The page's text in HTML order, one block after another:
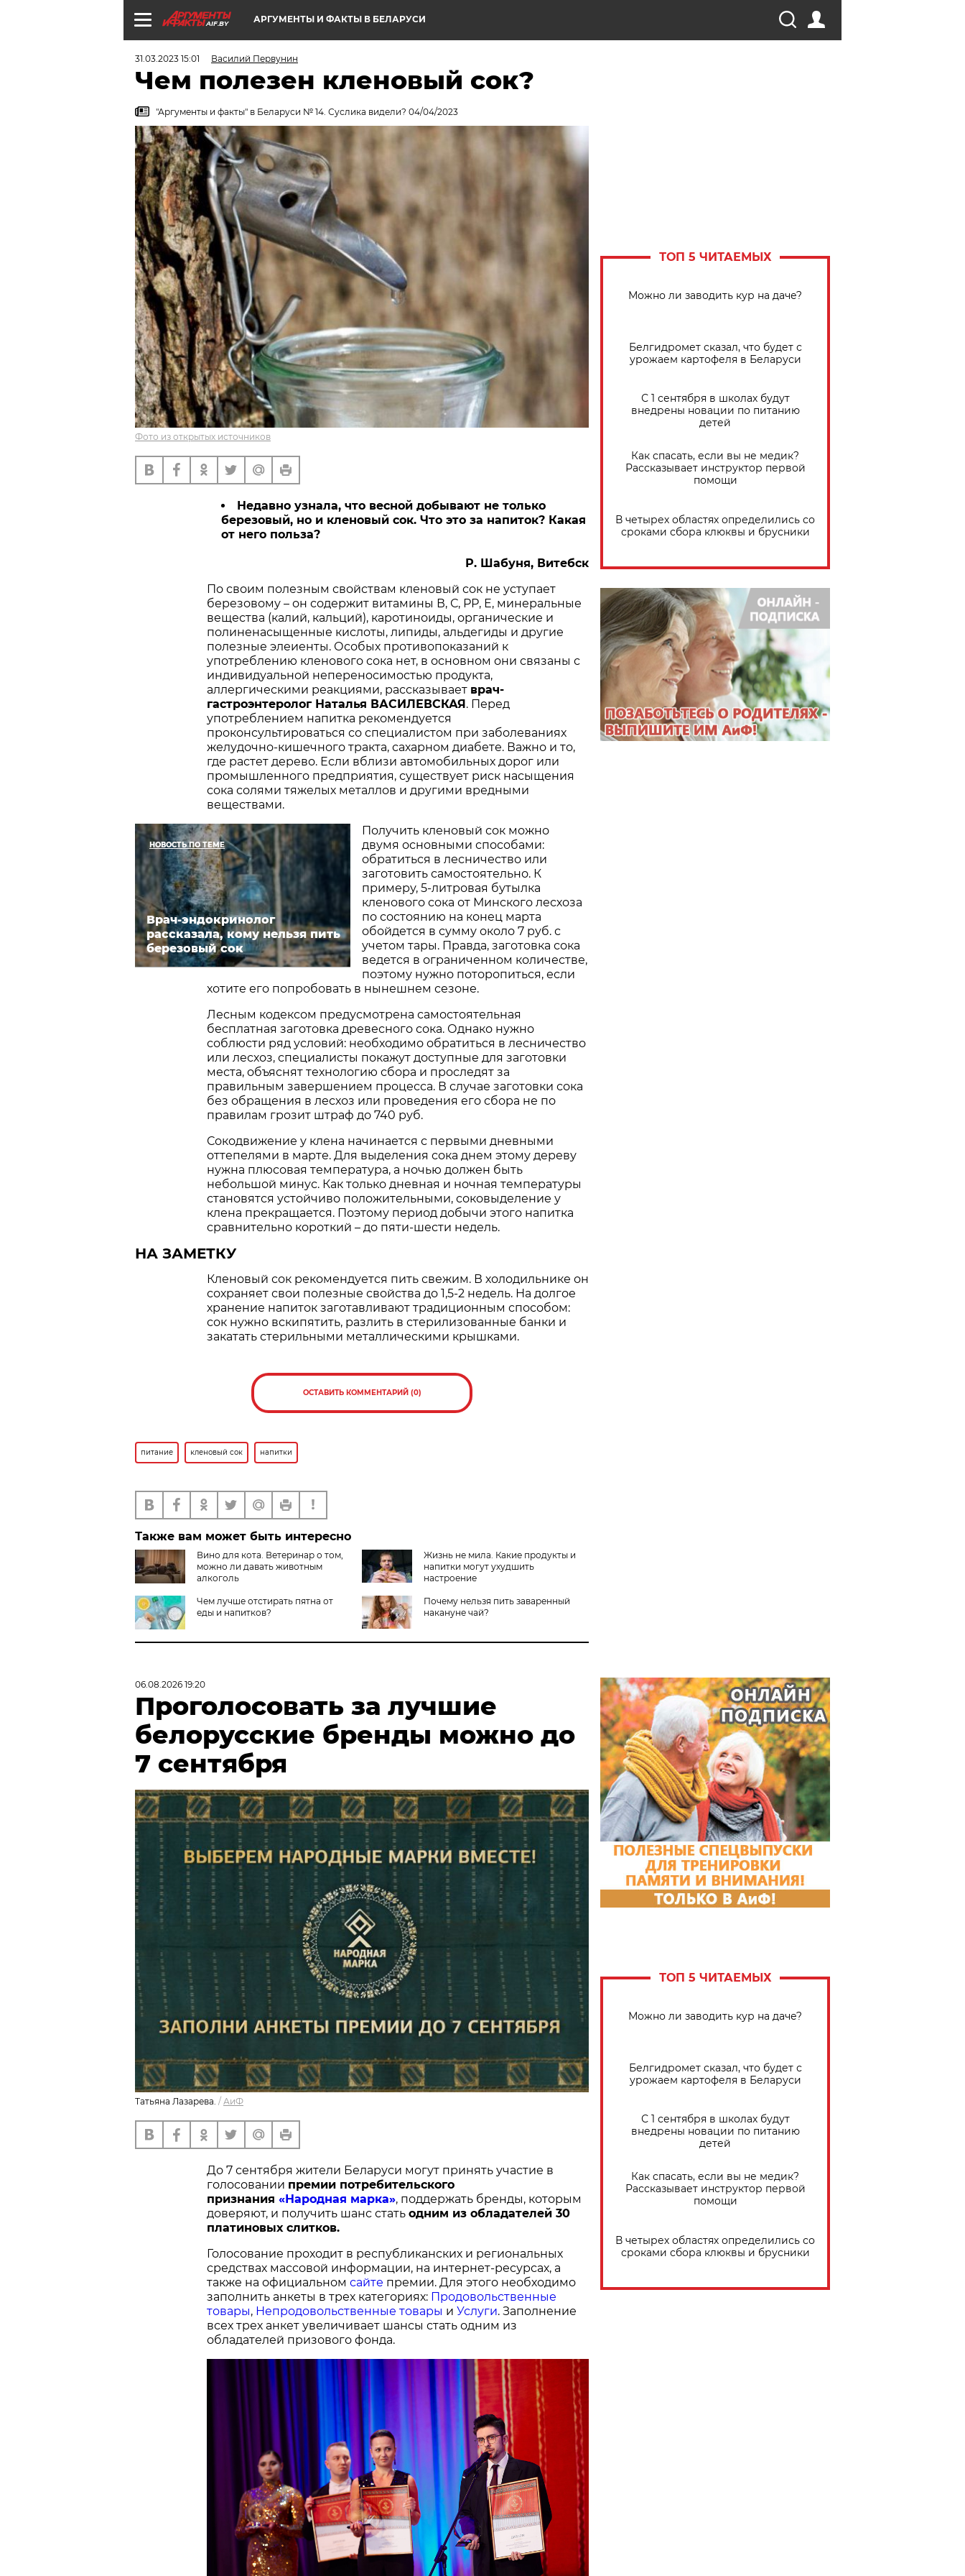
AIF.BY АРГУМЕНТЫ И ФАКТЫ В БЕЛАРУСИ
31.03.2023 15:01 Василий Первунин
Чем полезен кленовый сок?
"Аргументы и факты" в Беларуси № 14. Суслика видели? 04/04/2023
Фото из открытых источников
Недавно узнала, что весной добывают не только
березовый, но и кленовый сок. Что это за напиток? Какая
от него польза?
Р. Шабуня, Витебск
По своим полезным свойствам кленовый сок не уступает
березовому – он содержит витамины В, С, РР, Е, минеральные
вещества (калий, кальций), каротиноиды, органические и
полиненасыщенные кислоты, липиды, альдегиды и другие
полезные элеиенты. Особых противопоказаний к
употреблению кленового сока нет, в основном они связаны с
индивидуальной непереносимостью продукта,
аллергическими реакциями, рассказывает врач-
гастроэнтеролог Наталья ВАСИЛЕВСКАЯ. Перед
употреблением напитка рекомендуется
проконсультироваться со специалистом при заболеваниях
желудочно-кишечного тракта, сахарном диабете. Важно и то,
где растет дерево. Если вблизи автомобильных дорог или
промышленного предприятия, существует риск насыщения
сока солями тяжелых металлов и другими вредными
веществами.
НОВОСТЬ ПО ТЕМЕ
Врач-эндокринолог
рассказала, кому нельзя пить
березовый сок
Получить кленовый сок можно
двумя основными способами:
обратиться в лесничество или
заготовить самостоятельно. К
примеру, 5-литровая бутылка
кленового сока от Минского лесхоза
по состоянию на конец марта
обойдется в сумму около 7 руб. с
учетом тары. Правда, заготовка сока
ведется в ограниченном количестве,
поэтому нужно поторопиться, если
хотите его попробовать в нынешнем сезоне.
Лесным кодексом предусмотрена самостоятельная
бесплатная заготовка древесного сока. Однако нужно
соблюсти ряд условий: необходимо обратиться в лесничество
или лесхоз, специалисты покажут доступные для заготовки
места, объяснят технологию сбора и проследят за
правильным завершением процесса. В случае заготовки сока
без обращения в лесхоз или проведения его сбора не по
правилам грозит штраф до 740 руб.
Сокодвижение у клена начинается с первыми дневными
оттепелями в марте. Для выделения сока днем этому дереву
нужна плюсовая температура, а ночью должен быть
небольшой минус. Как только дневная и ночная температуры
становятся устойчиво положительными, соковыделение у
клена прекращается. Поэтому период добычи этого напитка
сравнительно короткий – до пяти-шести недель.
НА ЗАМЕТКУ
Кленовый сок рекомендуется пить свежим. В холодильнике он
сохраняет свои полезные свойства до 1,5-2 недель. На долгое
хранение напиток заготавливают традиционным способом:
сок нужно вскипятить, разлить в стерилизованные банки и
закатать стерильными металлическими крышками.
ОСТАВИТЬ КОММЕНТАРИЙ (0)
питание кленовый сок напитки
Также вам может быть интересно
Вино для кота. Ветеринар о том,
можно ли давать животным
алкоголь
Жизнь не мила. Какие продукты и
напитки могут ухудшить
настроение
Чем лучше отстирать пятна от
еды и напитков?
Почему нельзя пить заваренный
накануне чай?
ТОП 5 ЧИТАЕМЫХ
Можно ли заводить кур на даче?
Белгидромет сказал, что будет с
урожаем картофеля в Беларуси
С 1 сентября в школах будут
внедрены новации по питанию
детей
Как спасать, если вы не медик?
Рассказывает инструктор первой
помощи
В четырех областях определились со
сроками сбора клюквы и брусники
06.08.2026 19:20
Проголосовать за лучшие
белорусские бренды можно до
7 сентября
Татьяна Лазарева. / АиФ
До 7 сентября жители Беларуси могут принять участие в
голосовании премии потребительского
признания «Народная марка», поддержать бренды, которым
доверяют, и получить шанс стать одним из обладателей 30
платиновых слитков.
Голосование проходит в республиканских и региональных
средствах массовой информации, на интернет-ресурсах, а
также на официальном сайте премии. Для этого необходимо
заполнить анкеты в трех категориях: Продовольственные
товары, Непродовольственные товары и Услуги. Заполнение
всех трех анкет увеличивает шансы стать одним из
обладателей призового фонда.
ТОП 5 ЧИТАЕМЫХ
Можно ли заводить кур на даче?
Белгидромет сказал, что будет с
урожаем картофеля в Беларуси
С 1 сентября в школах будут
внедрены новации по питанию
детей
Как спасать, если вы не медик?
Рассказывает инструктор первой
помощи
В четырех областях определились со
сроками сбора клюквы и брусники